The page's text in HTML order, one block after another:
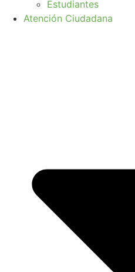
Estudiantes
Atención Ciudadana